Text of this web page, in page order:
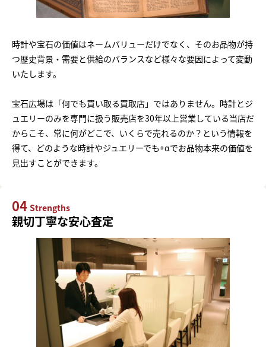
時計や宝石の価値はネームバリューだけでなく、そのお品物が持
つ歴史背景・需要と供給のバランスなど様々な要因によって変動
いたします。
宝石広場は「何でも買い取る買取店」ではありません。時計とジ
ュエリーのみを専門に扱う販売店を30年以上営業している当店だ
からこそ、常に何がどこで、いくらで売れるのか？という情報を
得て、どのような時計やジュエリーでも+αでお品物本来の価値を
見出すことができます。
04 Strengths
親切丁寧な安心査定